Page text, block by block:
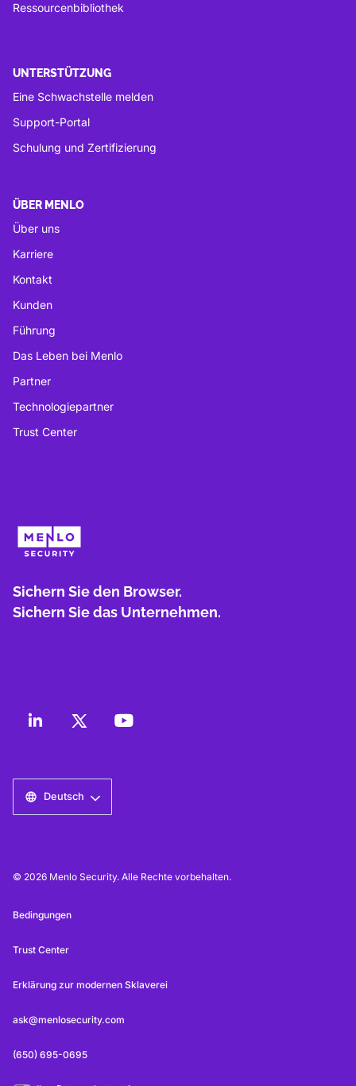
Ressourcenbibliothek
UNTERSTÜTZUNG
Eine Schwachstelle melden
Support-Portal
Schulung und Zertifizierung
ÜBER MENLO
Über uns
Karriere
Kontakt
Kunden
Führung
Das Leben bei Menlo
Partner
Technologiepartner
Trust Center
Sichern Sie den Browser.
Sichern Sie das Unternehmen.
Deutsch
© 2026 Menlo Security. Alle Rechte vorbehalten.
Bedingungen
Trust Center
Erklärung zur modernen Sklaverei
ask@menlosecurity.com
(650) 695-0695